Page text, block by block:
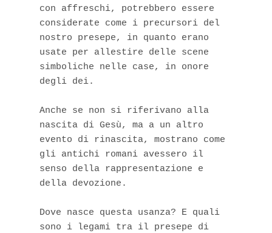
con affreschi, potrebbero essere
considerate come i precursori del
nostro presepe, in quanto erano
usate per allestire delle scene
simboliche nelle case, in onore
degli dei.
Anche se non si riferivano alla
nascita di Gesù, ma a un altro
evento di rinascita, mostrano come
gli antichi romani avessero il
senso della rappresentazione e
della devozione.
Dove nasce questa usanza? E quali
sono i legami tra il presepe di